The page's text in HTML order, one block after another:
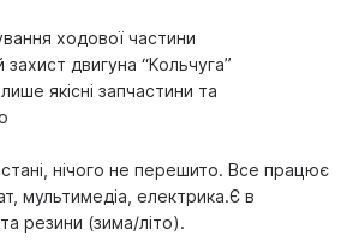
ходової частини
двигуна “Кольчуга”
якісні запчастини та
нічого не перешито. Все працює
мультимедіа, електрика.Є в
резини (зима/літо).